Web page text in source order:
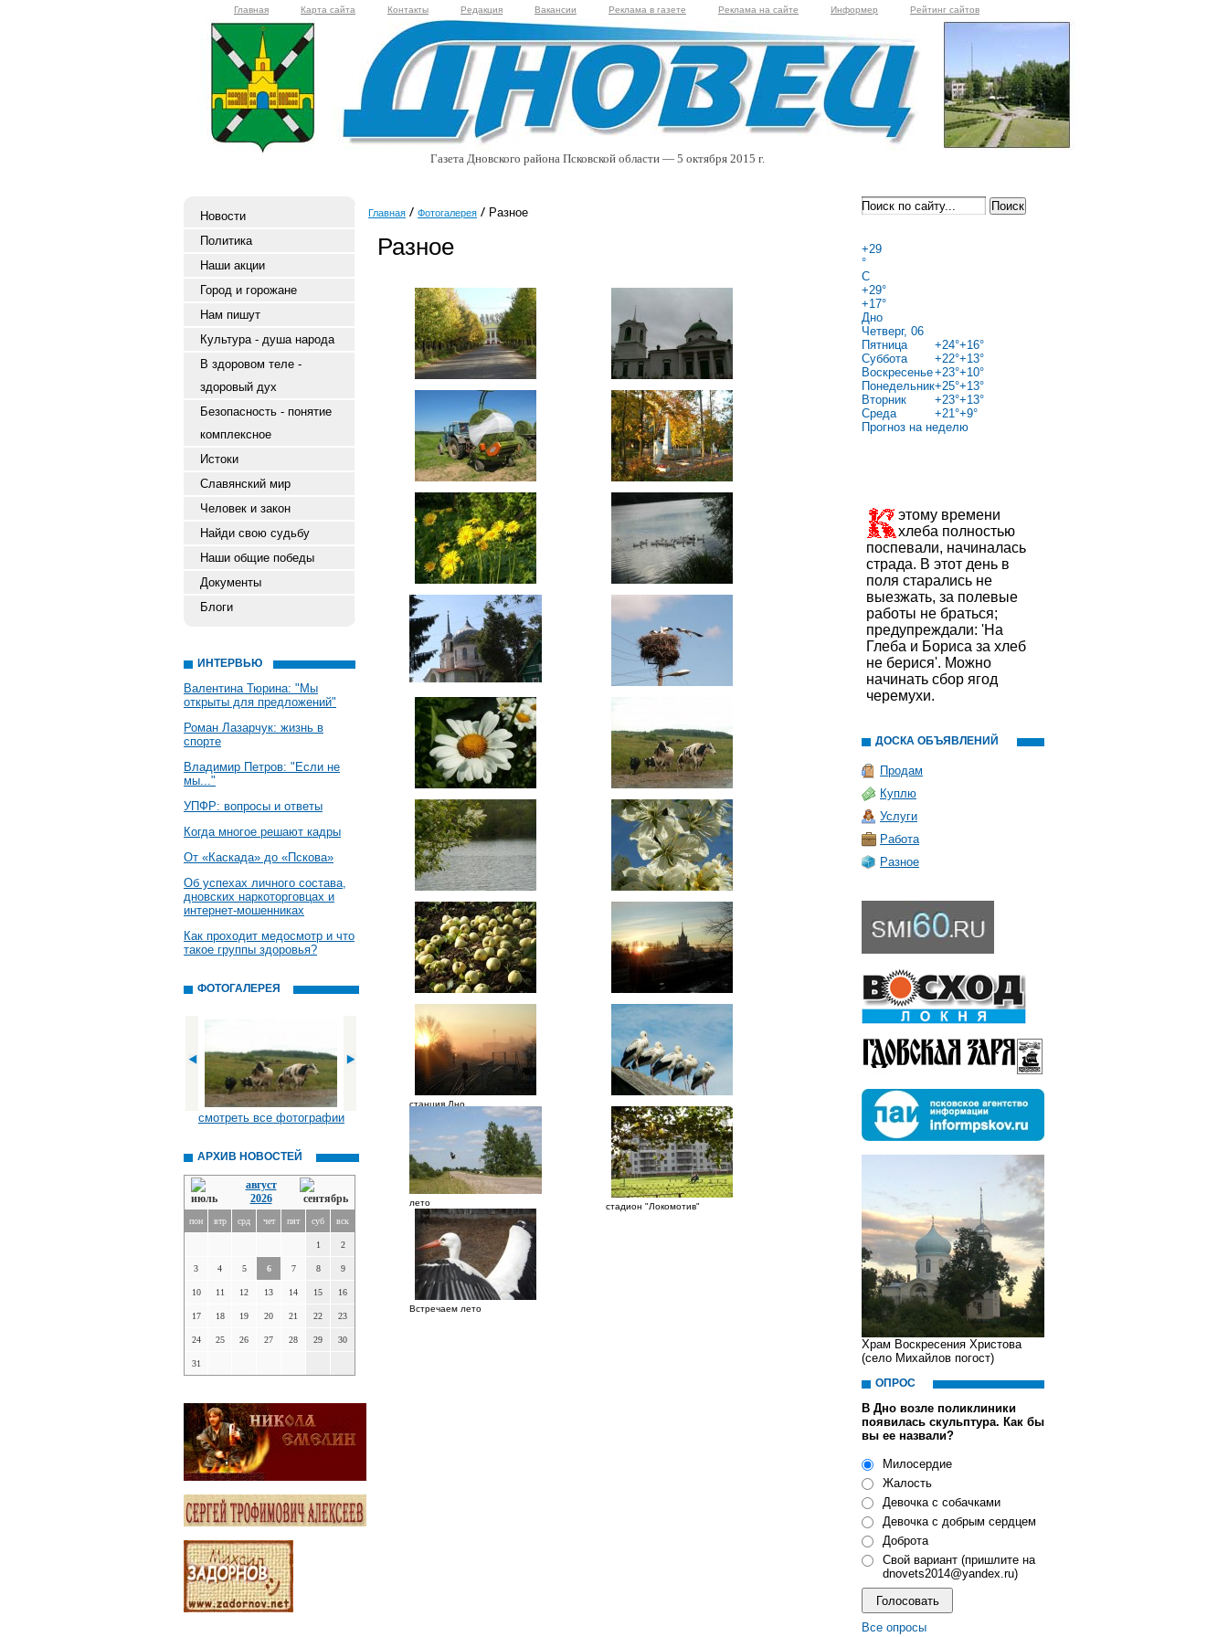
Главная Карта сайта Контакты Редакция Вакансии Реклама в газете Реклама на сайте Информер Рейтинг сайтов
Газета Дновского района Псковской области — 5 октября 2015 г.
Новости
Политика
Наши акции
Город и горожане
Нам пишут
Культура - душа народа
В здоровом теле -
здоровый дух
Безопасность - понятие
комплексное
Истоки
Славянский мир
Человек и закон
Найди свою судьбу
Наши общие победы
Документы
Блоги
ИНТЕРВЬЮ
Валентина Тюрина: "Мы
открыты для предложений"
Роман Лазарчук: жизнь в
спорте
Владимир Петров: "Если не
мы..."
УПФР: вопросы и ответы
Когда многое решают кадры
От «Каскада» до «Пскова»
Об успехах личного состава,
дновских наркоторговцах и
интернет-мошенниках
Как проходит медосмотр и что
такое группы здоровья?
ФОТОГАЛЕРЕЯ
смотреть все фотографии
АРХИВ НОВОСТЕЙ
август
2026
пон втр срд чет пят суб вск
1 2
3 4 5 6 7 8 9
10 11 12 13 14 15 16
17 18 19 20 21 22 23
24 25 26 27 28 29 30
31
Главная Фотогалерея Разное
Разное
станция Дно
лето стадион "Локомотив"
Встречаем лето
+29
°
C
+29°
+17°
Дно
Четверг, 06
Пятница
+24°+16°
Суббота
+22°+13°
Воскресенье+23°+10°
Понедельник+25°+13°
Вторник
+23°+13°
Среда
+21°+9°
Прогноз на неделю
этому времени
хлеба полностью
поспевали, начиналась
страда. В этот день в
поля старались не
выезжать, за полевые
работы не браться;
предупреждали: 'На
Глеба и Бориса за хлеб
не берися'. Можно
начинать сбор ягод
черемухи.
ДОСКА ОБЪЯВЛЕНИЙ
Продам
Куплю
Услуги
Работа
Разное
Храм Воскресения Христова
(село Михайлов погост)
ОПРОС
В Дно возле поликлиники
появилась скульптура. Как бы
вы ее назвали?
Милосердие
Жалость
Девочка с собачками
Девочка с добрым сердцем
Доброта
Свой вариант (пришлите на
dnovets2014@yandex.ru)
Все опросы